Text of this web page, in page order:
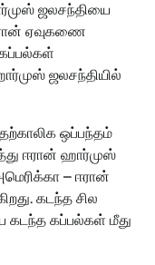
ஜலசந்தியை
ஏவுகணை
ஜலசந்தியில்
ஒப்பந்தம்
ஈரான் ஹார்முஸ்
– ஈரான்
கடந்த சில
கடந்த கப்பல்கள் மீது